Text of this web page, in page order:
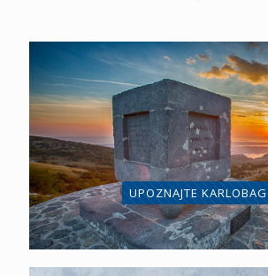
UPOZNAJTE KARLOBAG